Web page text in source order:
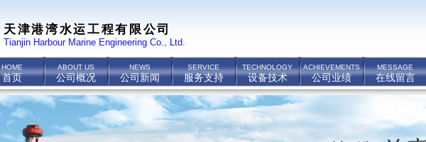
天津港湾水运工程有限公司
Tianjin Harbour Marine Engineering Co., Ltd.
HOME
首页
ABOUT US
公司概况
NEWS
公司新闻
SERVICE
服务支持
TECHNOLOGY
设备技术
ACHIEVEMENTS
公司业绩
MESSAGE
在线留言